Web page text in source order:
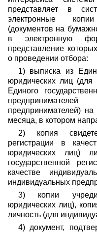
представляет в
электронные
(документов на
в электронную
представление
о проведении отбора:
1) выписка из
юридических лиц (для
Единого
предпринимателей)
месяца, в котором
2) копия
регистрации в
юридических лиц)
государственной
качестве
индивидуальных
3) копии
юридических лиц),
личность (для
4) документ,